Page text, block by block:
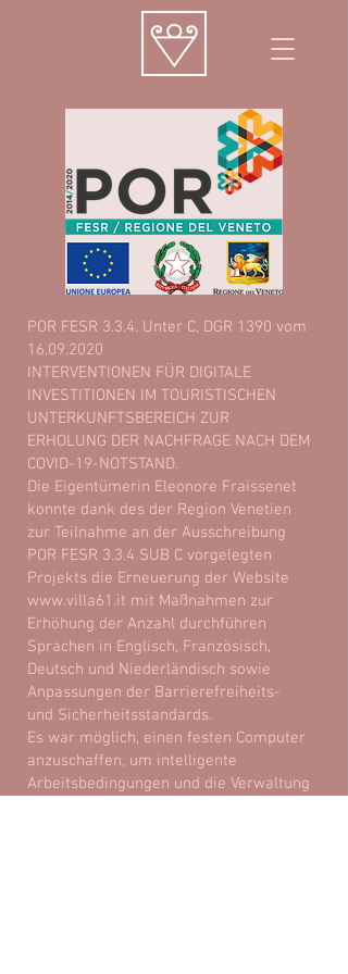
POR FESR 3.3.4. Unter C, DGR 1390 vom
16.09.2020
INTERVENTIONEN FÜR DIGITALE
INVESTITIONEN IM TOURISTISCHEN
UNTERKUNFTSBEREICH ZUR
ERHOLUNG DER NACHFRAGE NACH DEM
COVID-19-NOTSTAND.
Die Eigentümerin Eleonore Fraissenet
konnte dank des der Region Venetien
zur Teilnahme an der Ausschreibung
POR FESR 3.3.4 SUB C vorgelegten
Projekts die Erneuerung der Website
www.villa61.it mit Maßnahmen zur
Erhöhung der Anzahl durchführen
Sprachen in Englisch, Französisch,
Deutsch und Niederländisch sowie
Anpassungen der Barrierefreiheits-
und Sicherheitsstandards.
Es war möglich, einen festen Computer
anzuschaffen, um intelligente
Arbeitsbedingungen und die Verwaltung